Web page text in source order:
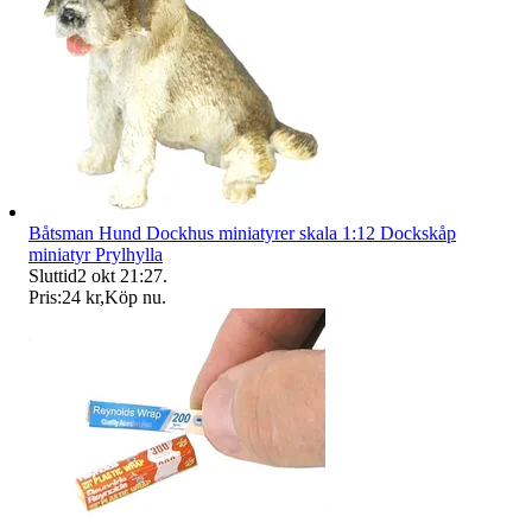
Båtsman Hund Dockhus miniatyrer skala 1:12 Dockskåp
miniatyr Prylhylla
Sluttid2 okt 21:27.
Pris:24 kr,Köp nu.